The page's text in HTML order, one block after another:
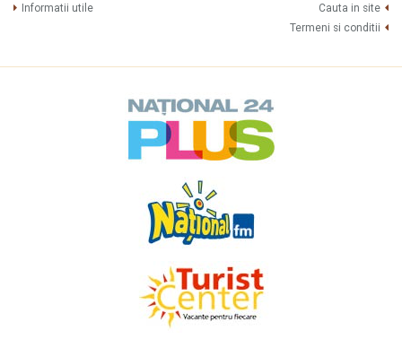
Informatii utile
Cauta in site
Termeni si conditii